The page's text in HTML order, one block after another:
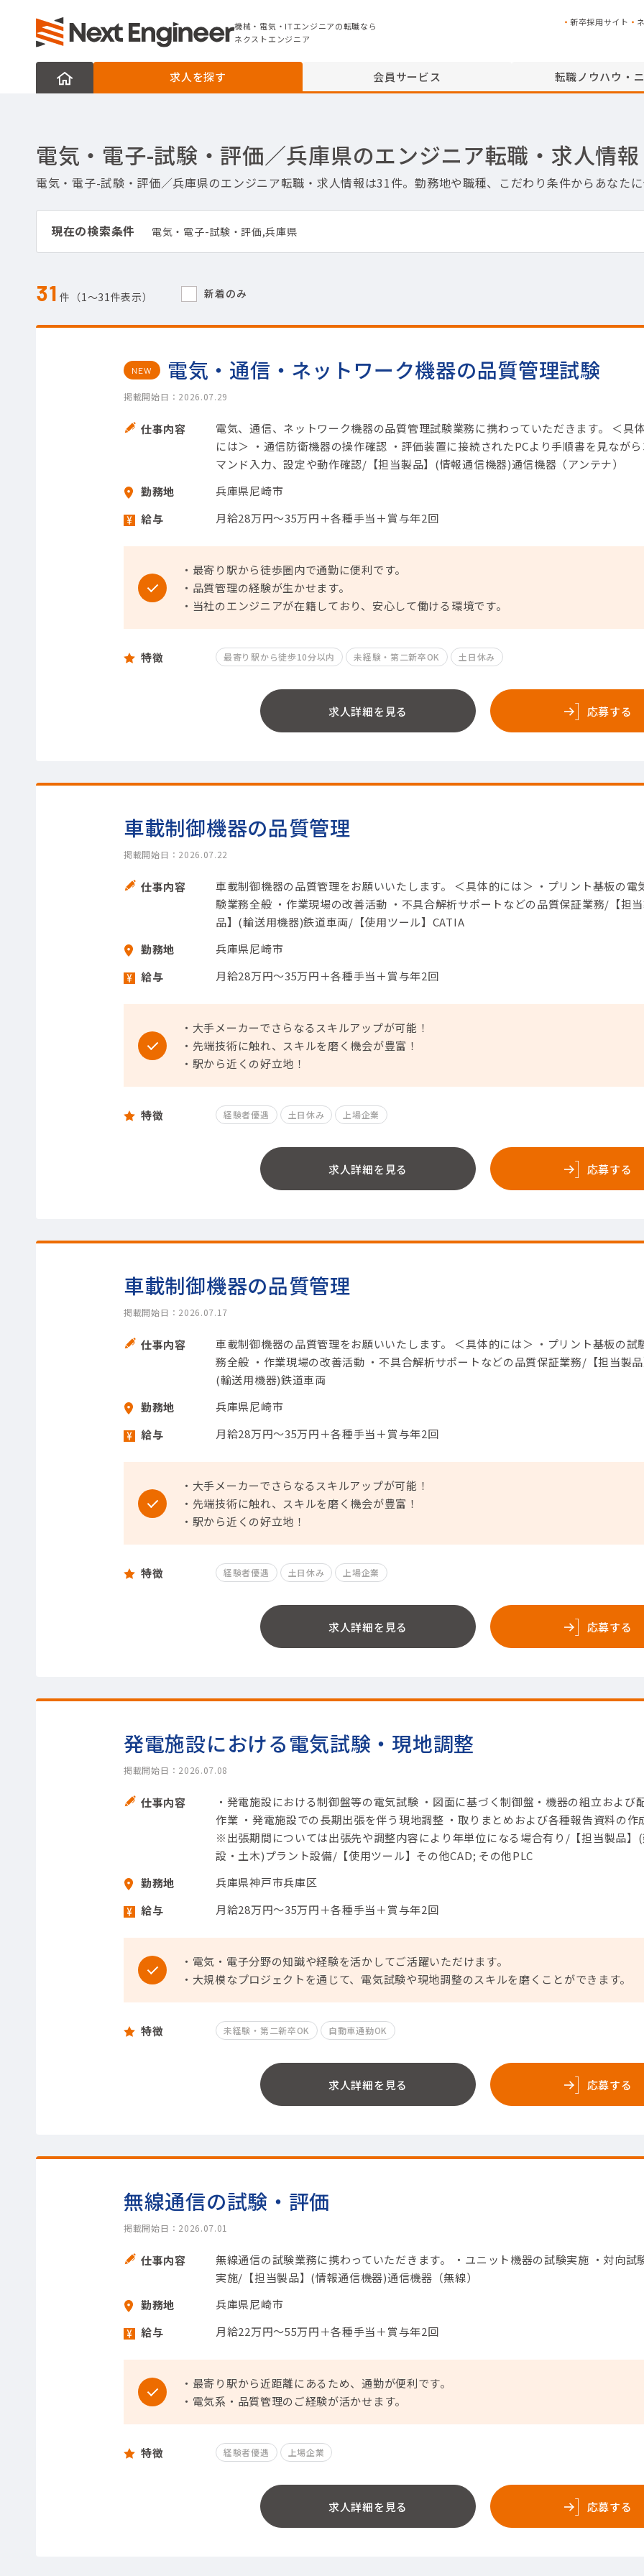
機械・電気・ITエンジニアの転職なら
機械・電気・ITエンジニアの転職なら
ネクストエンジニア
新卒採用サイト
求人を探す 会員サービス 転職ノウハウ・
電気・電子-試験・評価／兵庫県のエンジニア転職・求人情報
電気・電子-試験・評価／兵庫県のエンジニア転職・求人情報は31件。勤務地や職種、こだわり条件からあなた
現在の検索条件 電気・電子-試験・評価,兵庫県
31 件（1〜31件表示） 新着のみ
NEW 電気・通信・ネットワーク機器の品質管理試験
掲載開始日：2026.07.29
仕事内容
電気、通信、ネットワーク機器の品質管理試験業務に携わっていただきます。 ＜具
には＞ ・通信防衛機器の操作確認 ・評価装置に接続されたPCより手順書を見なが
マンド入力、設定や動作確認/【担当製品】(情報通信機器)通信機器（アンテナ）
勤務地
兵庫県尼崎市
給与
月給28万円～35万円＋各種手当＋賞与年2回
・最寄り駅から徒歩圏内で通勤に便利です。
・品質管理の経験が生かせます。
・当社のエンジニアが在籍しており、安心して働ける環境です。
特徴 最寄り駅から徒歩10分以内 未経験・第二新卒OK 土日休み
求人詳細を見る 応募する
車載制御機器の品質管理
掲載開始日：2026.07.22
仕事内容
車載制御機器の品質管理をお願いいたします。 ＜具体的には＞ ・プリント基板の電
験業務全般 ・作業現場の改善活動 ・不具合解析サポートなどの品質保証業務/【担
品】(輸送用機器)鉄道車両/【使用ツール】CATIA
勤務地
兵庫県尼崎市
給与
月給28万円～35万円＋各種手当＋賞与年2回
・大手メーカーでさらなるスキルアップが可能！
・先端技術に触れ、スキルを磨く機会が豊富！
・駅から近くの好立地！
特徴 経験者優遇 土日休み 上場企業
求人詳細を見る 応募する
車載制御機器の品質管理
掲載開始日：2026.07.17
仕事内容
車載制御機器の品質管理をお願いいたします。 ＜具体的には＞ ・プリント基板の試
務全般 ・作業現場の改善活動 ・不具合解析サポートなどの品質保証業務/【担当製
(輸送用機器)鉄道車両
勤務地
兵庫県尼崎市
給与
月給28万円～35万円＋各種手当＋賞与年2回
・大手メーカーでさらなるスキルアップが可能！
・先端技術に触れ、スキルを磨く機会が豊富！
・駅から近くの好立地！
特徴 経験者優遇 土日休み 上場企業
求人詳細を見る 応募する
発電施設における電気試験・現地調整
掲載開始日：2026.07.08
仕事内容
・発電施設における制御盤等の電気試験 ・図面に基づく制御盤・機器の組立および
作業 ・発電施設での長期出張を伴う現地調整 ・取りまとめおよび各種報告資料の作
※出張期間については出張先や調整内容により年単位になる場合有り/【担当製品】
設・土木)プラント設備/【使用ツール】その他CAD; その他PLC
勤務地
兵庫県神戸市兵庫区
給与
月給28万円～35万円＋各種手当＋賞与年2回
・電気・電子分野の知識や経験を活かしてご活躍いただけます。
・大規模なプロジェクトを通じて、電気試験や現地調整のスキルを磨くことができます。
特徴 未経験・第二新卒OK 自動車通勤OK
求人詳細を見る 応募する
無線通信の試験・評価
掲載開始日：2026.07.01
仕事内容
無線通信の試験業務に携わっていただきます。 ・ユニット機器の試験実施 ・対向試
実施/【担当製品】(情報通信機器)通信機器（無線）
勤務地
兵庫県尼崎市
給与
月給22万円～55万円＋各種手当＋賞与年2回
・最寄り駅から近距離にあるため、通勤が便利です。
・電気系・品質管理のご経験が活かせます。
特徴 経験者優遇 上場企業
求人詳細を見る 応募する